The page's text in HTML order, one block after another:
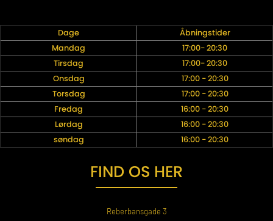
Dage
Åbningstider
Mandag
17:00- 20:30
Tirsdag
17:00- 20:30
Onsdag
17:00 - 20:30
Torsdag
17:00 - 20:30
Fredag
16:00 - 20:30
Lørdag
16:00 - 20:30
søndag
16:00 - 20:30
FIND OS HER
Reberbansgade 3